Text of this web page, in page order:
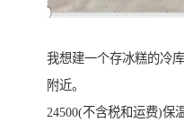
我想建一个存冰糕的冷
附近。
24500(不含税和运费)保